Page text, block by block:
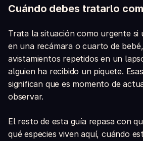
Cuándo debes tratarlo
Trata la situación como urgente si
en una recámara o cuarto de
avistamientos repetidos en un
alguien ha recibido un piquete.
significan que es momento de
observar.
El resto de esta guía repasa con
qué especies viven aquí, cuándo